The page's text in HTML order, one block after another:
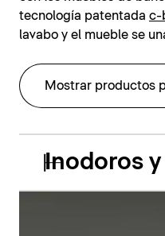
tecnología patentada c-
lavabo y el mueble se
Mostrar productos
Inodoros